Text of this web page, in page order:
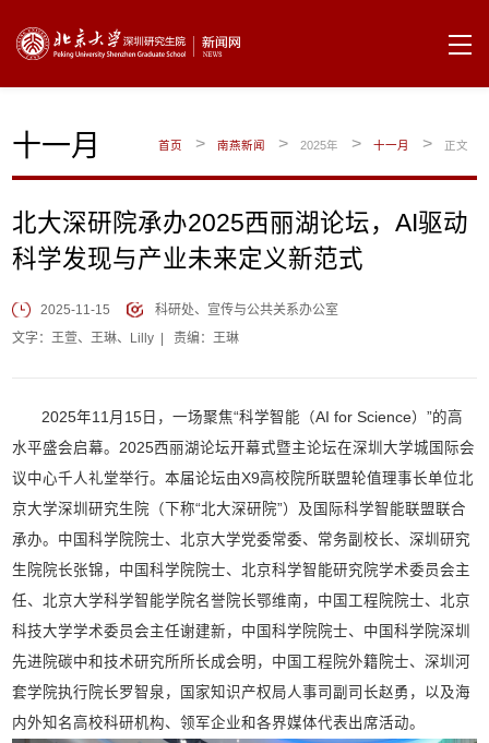
十一月 首页 > 南燕新闻 > 2025年 > 十一月 > 正文
北大深研院承办2025西丽湖论坛，AI驱动
科学发现与产业未来定义新范式
2025-11-15
科研处、宣传与公共关系办公室
文字：王萱、王琳、Lilly |责编：王琳
2025年11月15日，一场聚焦“科学智能（AI for Science）”的高
水平盛会启幕。2025西丽湖论坛开幕式暨主论坛在深圳大学城国际会
议中心千人礼堂举行。本届论坛由X9高校院所联盟轮值理事长单位北
京大学深圳研究生院（下称“北大深研院”）及国际科学智能联盟联合
承办。中国科学院院士、北京大学党委常委、常务副校长、深圳研究
生院院长张锦，中国科学院院士、北京科学智能研究院学术委员会主
任、北京大学科学智能学院名誉院长鄂维南，中国工程院院士、北京
科技大学学术委员会主任谢建新，中国科学院院士、中国科学院深圳
先进院碳中和技术研究所所长成会明，中国工程院外籍院士、深圳河
套学院执行院长罗智泉，国家知识产权局人事司副司长赵勇，以及海
内外知名高校科研机构、领军企业和各界媒体代表出席活动。